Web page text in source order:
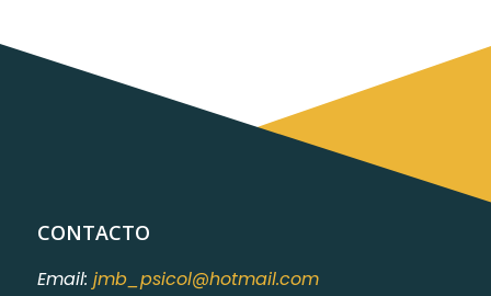
CONTACTO
Email: jmb_psicol@hotmail.com